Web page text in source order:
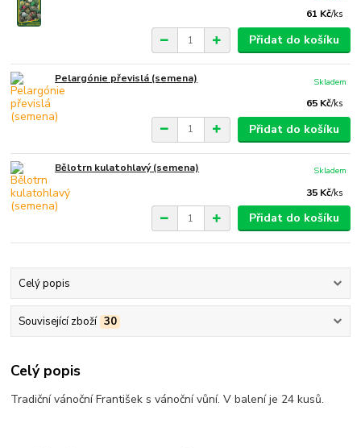
61 Kč/ks
Přidat do košíku
Pelargónie převislá (semena)
65 Kč/ks
Skladem
Přidat do košíku
Bělotrn kulatohlavý (semena)
35 Kč/ks
Skladem
Přidat do košíku
Celý popis
Související zboží 30
Celý popis
Tradiční vánoční František s vánoční vůní. V balení je 24 kusů.